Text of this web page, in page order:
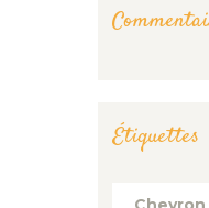
Étiquettes